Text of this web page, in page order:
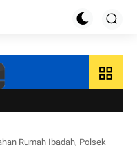
grid_view
Rumah Ibadah, Polsek